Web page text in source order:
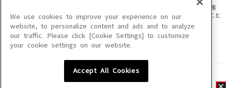
このサイトに掲載されている一切の文章・画像・写真・動画・音声等を、手段や形態
を問わず、著作権法の定める範囲を超えて無断で複製、転載、ファイル化などすること
を禁じます。
楽曲及びコンテンツは、機種によりご利用いただけない場合があります。
楽曲及びコンテンツの配信日、配信内容が変更になる場合があります。
We use cookies to improve your experience on our
website, to personalize content and ads and to analyze
our traffic. Please click [Cookie Settings] to customize
your cookie settings on our website.
Accept All Cookies